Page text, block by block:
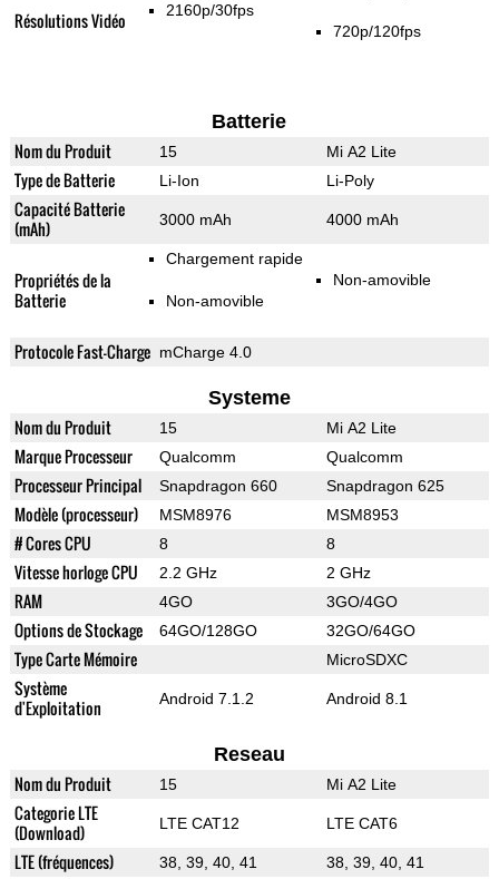
Résolutions Vidéo 2160p/30fps
720p/120fps
Batterie
Nom du Produit 15 Mi A2 Lite
Type de Batterie Li-Ion Li-Poly
Capacité Batterie
(mAh)
3000 mAh 4000 mAh
Propriétés de la
Batterie
Chargement rapide
Non-amovible
Non-amovible
Protocole Fast-Charge mCharge 4.0
Systeme
Nom du Produit 15 Mi A2 Lite
Marque Processeur Qualcomm Qualcomm
Processeur Principal Snapdragon 660 Snapdragon 625
Modèle (processeur) MSM8976 MSM8953
# Cores CPU 8 8
Vitesse horloge CPU 2.2 GHz 2 GHz
RAM 4GO 3GO/4GO
Options de Stockage 64GO/128GO 32GO/64GO
Type Carte Mémoire MicroSDXC
Système
d'Exploitation
Android 7.1.2 Android 8.1
Reseau
Nom du Produit 15 Mi A2 Lite
Categorie LTE
(Download)
LTE CAT12 LTE CAT6
LTE (fréquences) 38, 39, 40, 41 38, 39, 40, 41